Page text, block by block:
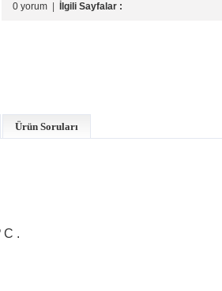
0 yorum İlgili Sayfalar :
Ürün Soruları
C .